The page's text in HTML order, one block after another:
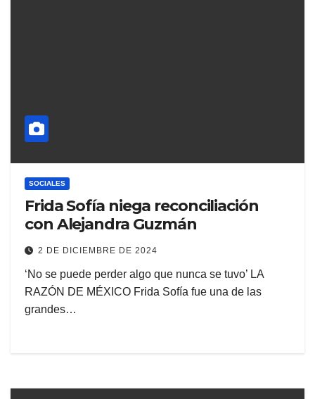
SOCIALES
Frida Sofía niega reconciliación
con Alejandra Guzmán
2 DE DICIEMBRE DE 2024
‘No se puede perder algo que nunca se tuvo’ LA
RAZÓN DE MÉXICO Frida Sofía fue una de las
grandes…